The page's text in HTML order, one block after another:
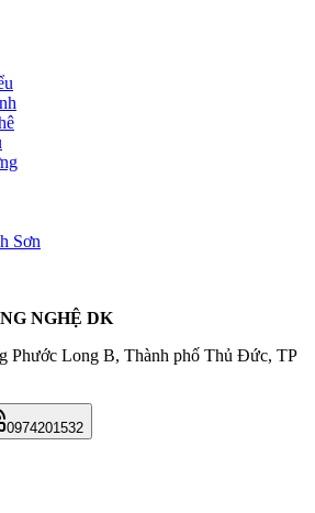
Sơn
NGHỆ DK
Phước Long B, Thành phố Thủ Đức, TP
0974201532